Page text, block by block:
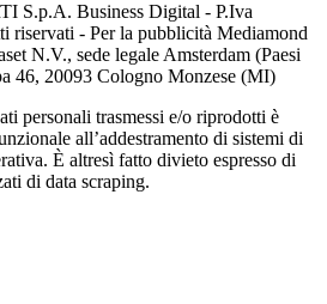
S.p.A. Business Digital - P.Iva
riservati - Per la pubblicità Mediamond
N.V., sede legale Amsterdam (Paesi
46, 20093 Cologno Monzese (MI)
personali trasmessi e/o riprodotti è
all’addestramento di sistemi di
È altresì fatto divieto espresso di
di data scraping.